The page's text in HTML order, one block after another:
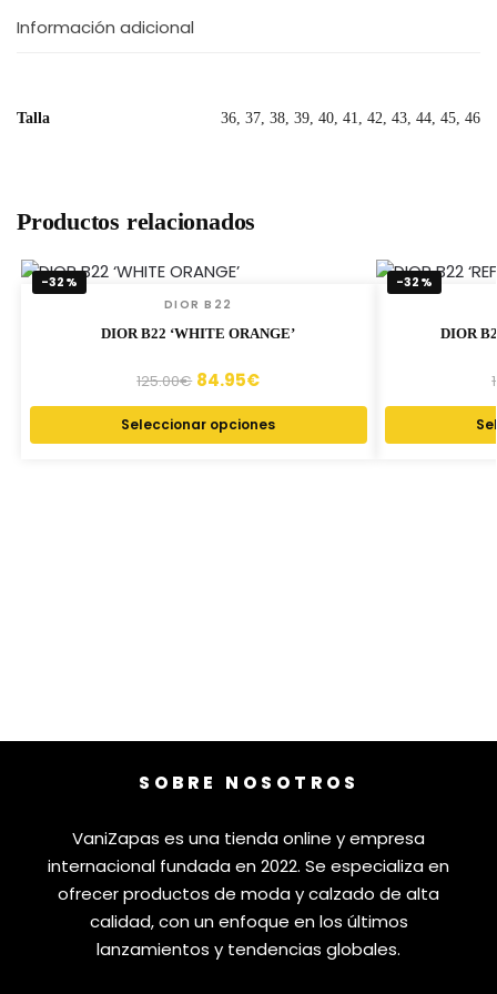
Información adicional
Talla 36, 37, 38, 39, 40, 41, 42, 43, 44, 45, 46
Productos relacionados
-32%
DIOR B22
DIOR B22 ‘WHITE ORANGE’
125.00€ 84.95€
Seleccionar opciones
-32%
DIOR
SOBRE NOSOTROS
VaniZapas es una tienda online y empresa
internacional fundada en 2022. Se especializa en
ofrecer productos de moda y calzado de alta
calidad, con un enfoque en los últimos
lanzamientos y tendencias globales.